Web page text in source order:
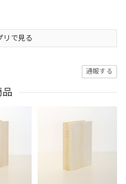
リで見る
通報する